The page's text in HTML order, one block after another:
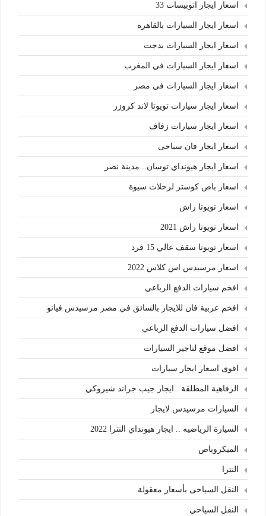
اسعار ايجار اتوبيسات 33
اسعار ايجار السيارات بالقاهرة
اسعار ايجار السيارات بدجت
اسعار ايجار السيارات في المغرب
اسعار ايجار السيارات في مصر
اسعار ايجار سيارات تويوتا لاند كروزر
اسعار ايجار سيارات زفاف
اسعار ايجار فان سياحى
اسعار ايجار هيونداي توسان.. مدينة نصر
اسعار باص كوستر لرحلات سيوة
اسعار تويوتا راش
اسعار تويوتا راش 2021
اسعار تويوتا سقف عالي 15 فرد
اسعار مرسيدس اس كلاس 2022
افخم سيارات الدفع الرباعي
افخم عربية فان للايجار بالسائق في مصر مرسيدس فيانو
افضل سيارات الدفع الرباعي
افضل موقع لتاجير السيارات
اقوى اسعار ايجار سيارات
الرفاهية المطلقة ..ايجار جيب جراند شيروكي
السيارات مرسيدس لايجار
السيارة الرياضيه .. ايجار هيونداي النترا 2022
الميكروباص
النترا
النقل السياحى بأسعار معقولة
النقل السياحي